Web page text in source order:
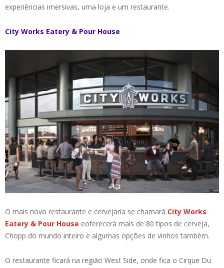
experiências imersivas, uma loja e um restaurante.
City Works Eatery & Pour House
O mais novo restaurante e cervejaria se chamará City Works
Eatery & Pour House eoferecerá mais de 80 tipos de cerveja,
Chopp do mundo inteiro e algumas opções de vinhos também.
O restaurante ficará na região West Side, onde fica o Cirque Du